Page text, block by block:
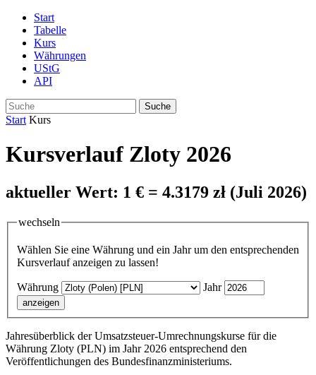
Start
Tabelle
Kurs
Währungen
UStG
API
Suche
Start Kurs
Kursverlauf Zloty 2026
aktueller Wert: 1 € = 4.3179 zł (Juli 2026)
wechseln
Wählen Sie eine Währung und ein Jahr um den entsprechenden
Kursverlauf anzeigen zu lassen!
Währung Jahr
Jahresüberblick der Umsatzsteuer-Umrechnungskurse für die
Währung Zloty (PLN) im Jahr 2026 entsprechend den
Veröffentlichungen des Bundesfinanzministeriums.